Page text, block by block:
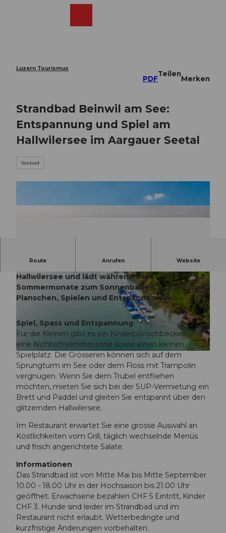
Luzern Tourismus
PDF
Teilen
Merken
Strandbad Beinwil am See:
Entspannung und Spiel am
Hallwilersee im Aargauer Seetal
Seebad
© Diana Fry, Seetal Tourismus
© Christian Betschart, Seetal Tourismus
Route Anrufen Website
Hallwilersee und lädt während der
Sommermonate zum Sonnenbaden, Schwimmen,
Planschen, Spielen und Entspannen ein.
Spiel, Spass und Entspannung
Für die Kleinen gibt es ein Kinderplanschbecken und
eine Nichtschwimmerzone sowie einen kleinen
Spielplatz. Die Grösseren können sich auf dem
Sprungturm im See oder dem Floss mit Trampolin
vergnügen. Wenn Sie dem Trubel entfliehen
möchten, mieten Sie sich bei der SUP-Vermietung ein
Brett und Paddel und gleiten Sie entspannt über den
glitzernden Hallwilersee.
Im Restaurant erwartet Sie eine grosse Auswahl an
Köstlichkeiten vom Grill, täglich wechselnde Menüs
und frisch angerichtete Salate.
Informationen
Das Strandbad ist von Mitte Mai bis Mitte September
10.00 - 18.00 Uhr in der Hochsaison bis 21.00 Uhr
geöffnet. Erwachsene bezahlen CHF 5 Eintritt, Kinder
CHF 3. Hunde sind leider im Strandbad und im
Restaurant nicht erlaubt. Wetterbedingte und
kurzfristige Änderungen vorbehalten.